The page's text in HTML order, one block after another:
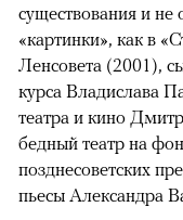
существования и не
«картинки», как в
Ленсовета (2001),
курса Владислава
театра и кино
бедный театр на
позднесоветских
пьесы Александра